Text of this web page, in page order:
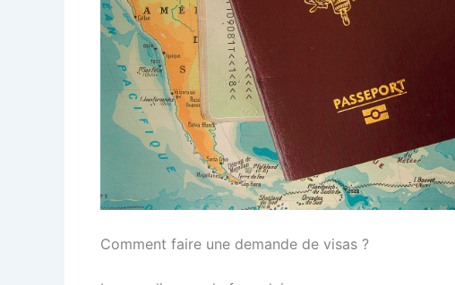
Comment faire une demande de visas ?